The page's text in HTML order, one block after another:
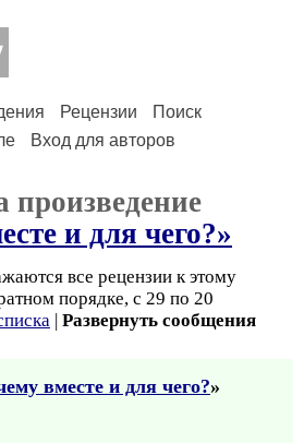
Рецензии
Поиск
Вход для авторов
произведение
и для чего?»
все рецензии к этому
порядке, с 29 по 20
| Развернуть сообщения
вместе и для чего?»